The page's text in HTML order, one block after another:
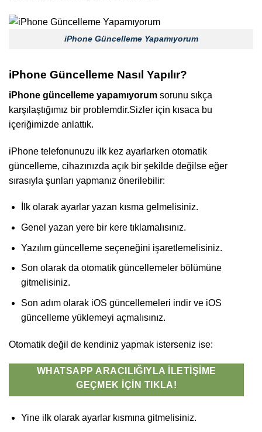
iPhone Güncelleme Yapamıyorum
iPhone Güncelleme Nasıl Yapılır?
iPhone güncelleme yapamıyorum sorunu sıkça
karşılaştığımız bir problemdir.Sizler için kısaca bu
içeriğimizde anlattık.
iPhone telefonunuzu ilk kez ayarlarken otomatik
güncelleme, cihazınızda açık bir şekilde değilse eğer
sırasıyla şunları yapmanız önerilebilir:
İlk olarak ayarlar yazan kısma gelmelisiniz.
Genel yazan yere bir kere tıklamalısınız.
Yazılım güncelleme seçeneğini işaretlemelisiniz.
Son olarak da otomatik güncellemeler bölümüne
gitmelisiniz.
Son adım olarak iOS güncellemeleri indir ve iOS
güncelleme yüklemeyi açmalısınız.
Otomatik değil de kendiniz yapmak isterseniz ise:
WHATSAPP ARACILIĞIYLA İLETIŞIME
GEÇMEK İÇIN TIKLA!
Yine ilk olarak ayarlar kısmına gitmelisiniz.